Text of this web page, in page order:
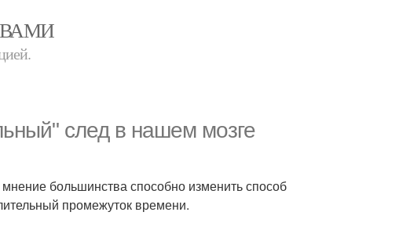
след в нашем мозге
большинства способно изменить способ
промежуток времени.